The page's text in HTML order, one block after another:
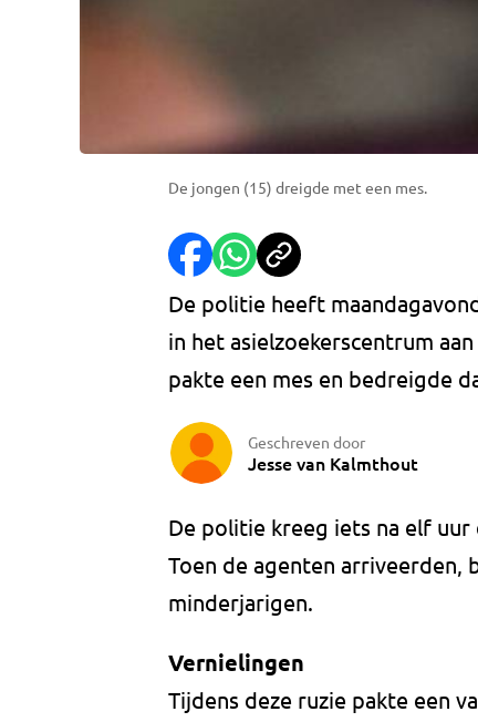
De jongen (15) dreigde met een mes.
De politie heeft
in het asielzoekerscentrum
pakte een mes en bedreigde
Geschreven door
Jesse van Kalmthout
De politie kreeg iets na elf uur
Toen de agenten arriveerden,
minderjarigen.
Vernielingen
Tijdens deze ruzie pakte een